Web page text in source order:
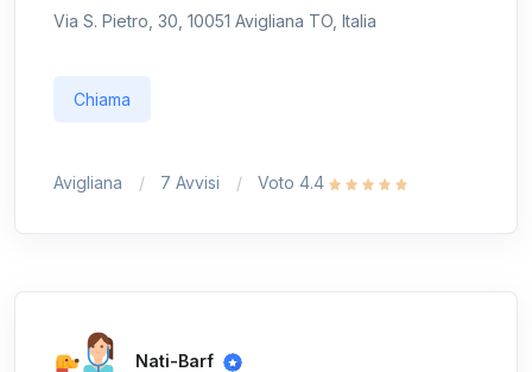
Via S. Pietro, 30, 10051 Avigliana TO, Italia
Chiama
Avigliana 7 Avvisi Voto 4.4
Nati-Barf